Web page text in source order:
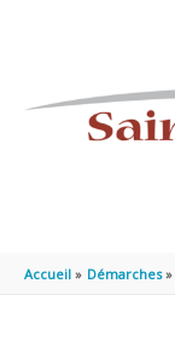
Accueil Démarches